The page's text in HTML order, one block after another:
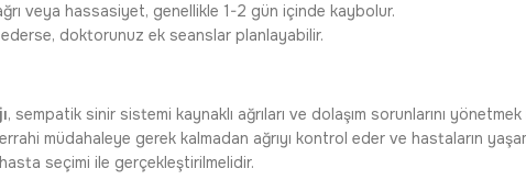
veya hassasiyet, genellikle 1-2 gün içinde kaybolur.
doktorunuz ek seanslar planlayabilir.
, sempatik sinir sistemi kaynaklı ağrıları ve dolaşım sorunlarını
müdahaleye gerek kalmadan ağrıyı kontrol eder ve hastaların
seçimi ile gerçekleştirilmelidir.